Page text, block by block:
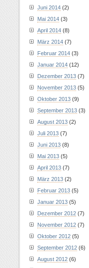
Juni 2014 (2)
Mai 2014 (3)
April 2014 (8)
März 2014 (7)
Februar 2014 (3)
Januar 2014 (12)
Dezember 2013 (7)
November 2013 (5)
Oktober 2013 (9)
September 2013 (3)
August 2013 (2)
Juli 2013 (7)
Juni 2013 (8)
Mai 2013 (5)
April 2013 (7)
März 2013 (2)
Februar 2013 (5)
Januar 2013 (5)
Dezember 2012 (7)
November 2012 (7)
Oktober 2012 (5)
September 2012 (6)
August 2012 (6)